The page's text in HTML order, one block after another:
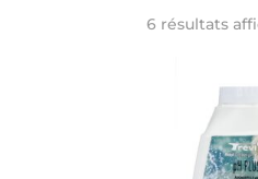
6 résultats